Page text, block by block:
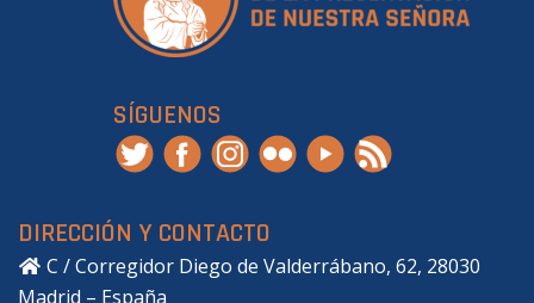
SÍGUENOS
DIRECCIÓN Y CONTACTO
C / Corregidor Diego de Valderrábano, 62, 28030
Madrid – España